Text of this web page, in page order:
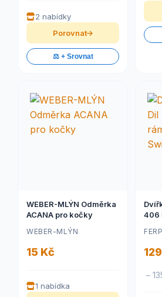
2 nabídky
Porovnat
⚖️ + Srovnat
WEBER-MLÝN Odměrka
ACANA pro kočky
WEBER-MLÝN
15 Kč
1 nabídka
406
5
–